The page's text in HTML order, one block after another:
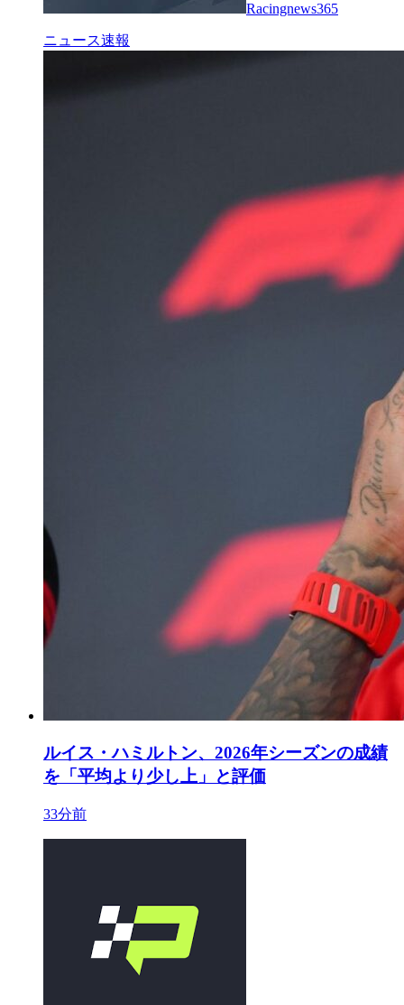
Racingnews365
ニュース速報
ルイス・ハミルトン、2026年シーズンの成績
を「平均より少し上」と評価
33分前